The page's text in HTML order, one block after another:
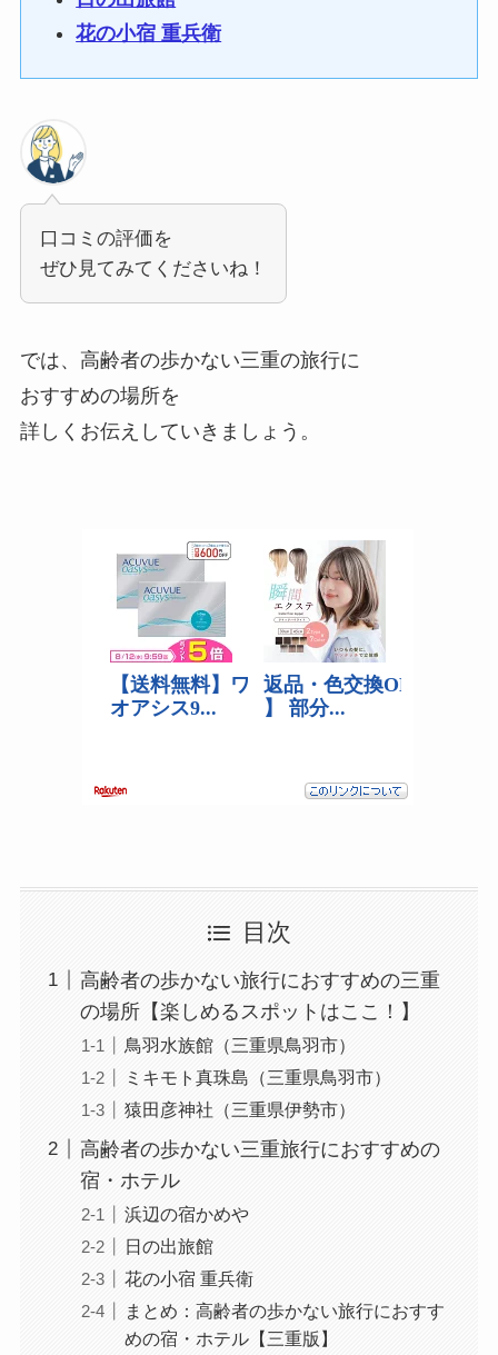
花の小宿 重兵衛
口コミの評価を
ぜひ見てみてくださいね！
では、高齢者の歩かない三重の旅行に
おすすめの場所を
詳しくお伝えしていきましょう。
目次
高齢者の歩かない旅行におすすめの三重
の場所【楽しめるスポットはここ！】
鳥羽水族館（三重県鳥羽市）
ミキモト真珠島（三重県鳥羽市）
猿田彦神社（三重県伊勢市）
高齢者の歩かない三重旅行におすすめの
宿・ホテル
浜辺の宿かめや
日の出旅館
花の小宿 重兵衛
まとめ：高齢者の歩かない旅行におすす
めの宿・ホテル【三重版】